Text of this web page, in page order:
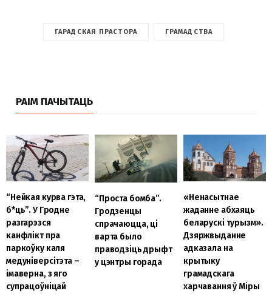
ГАРАДСКАЯ ПРАСТОРА ГРАМАДСТВА
РАІМ ПАЧЫТАЦЬ
“Нейкая курва гэта,
б*ць”. У Гродне
разгарэзся
канфлікт пра
паркоўку каля
медуніверсітэта –
імаверна, з яго
супрацоўніцай
“Проста бомба”.
Гродзенцы
спрачаюцца, ці
варта было
праводзіць дрыфт
у цэнтры горада
«Ненасытнае
жаданне абхаяць
беларускі турызм».
Дзяржвыданне
адказала на
крытыку
грамадскага
харчавання ў Міры